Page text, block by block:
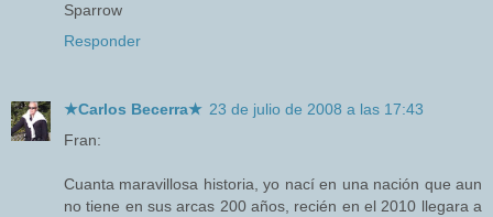
Sparrow
Responder
★Carlos Becerra★ 23 de julio de 2008 a las 17:43
Fran:
Cuanta maravillosa historia, yo nací en una nación que aun
no tiene en sus arcas 200 años, recién en el 2010 llegara a